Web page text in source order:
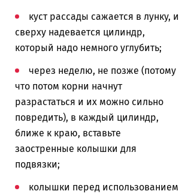
куст рассады сажается в лунку, и
сверху надевается цилиндр,
который надо немного углубить;
через неделю, не позже (потому
что потом корни начнут
разрастаться и их можно сильно
повредить), в каждый цилиндр,
ближе к краю, вставьте
заостренные колышки для
подвязки;
колышки перед использованием